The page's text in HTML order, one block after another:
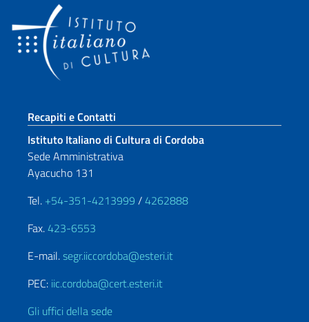
Sezione footer
Recapiti e Contatti
Istituto Italiano di Cultura di Cordoba
Sede Amministrativa
Ayacucho 131
Tel. +54-351-4213999 /4262888
Fax.423-6553
E-mail.segr.iiccordoba@esteri.it
PEC: iic.cordoba@cert.esteri.it
Gli uffici della sede